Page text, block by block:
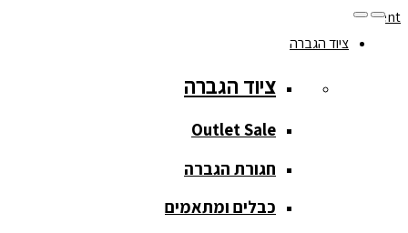
Skip to content
077-208-0290
מעקב הזמנות
ציוד הגברה
ציוד הגברה
Outlet Sale
חגורת הגברה
כבלים ומתאמים